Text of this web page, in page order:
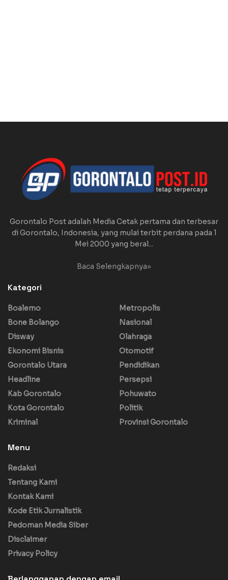
Gorontalo Post adalah Media Cetak pertama dan terbesar
di Gorontalo, Indonesia, yang mulai terbit perdana pada 1
Mei 2000 yang beral...
Baca Selengkapnya»
Kategori
Boalemo
Bone Bolango
Disway
Ekonomi Bisnis
Gorontalo Utara
Headline
Kab Gorontalo
Kota Gorontalo
Kriminal
Metropolis
Nasional
Olahraga
Otomotif
Pendidikan
Persepsi
Pohuwato
Politik
Provinsi Gorontalo
Menu
Redaksi
Tentang Kami
Kontak Kami
Kode Etik Jurnalistik
Pedoman Media Siber
Disclaimer
Privacy Policy